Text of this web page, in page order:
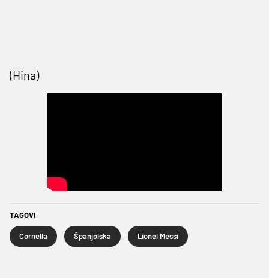
(Hina)
TAGOVI
Cornella Španjolska Lionel Messi